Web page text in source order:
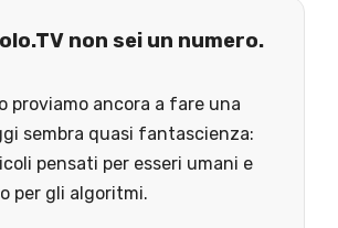
non sei un numero.
proviamo ancora a fare una
sembra quasi fantascienza:
pensati per esseri umani e
per gli algoritmi.